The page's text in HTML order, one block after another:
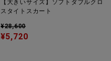
【大きいサイズ】ソフトダブルクロ
スタイトスカート
¥28,600
¥5,720